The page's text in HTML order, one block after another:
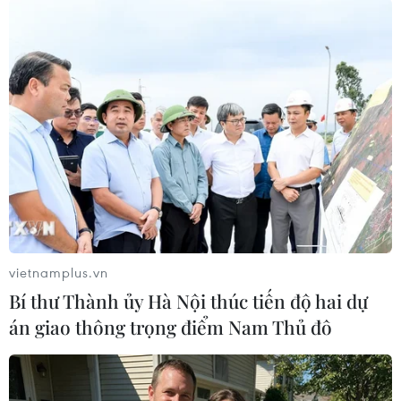
tiêu chuẩn, quy chuẩn kỹ thuật quốc gia được
ban hành.
Ảnh chỉ có tính chất minh họa. (Nguồn: Theguardian)
vietnamplus.vn
Bí thư Thành ủy Hà Nội thúc tiến độ hai dự
án giao thông trọng điểm Nam Thủ đô